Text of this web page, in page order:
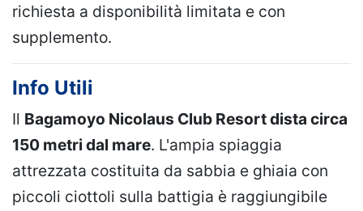
richiesta a disponibilità limitata e con
supplemento.
Info Utili
Il Bagamoyo Nicolaus Club Resort dista circa
150 metri dal mare. L'ampia spiaggia
attrezzata costituita da sabbia e ghiaia con
piccoli ciottoli sulla battigia è raggiungibile